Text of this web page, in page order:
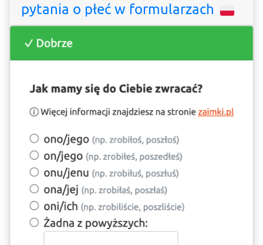
pytania o płeć w formularzach